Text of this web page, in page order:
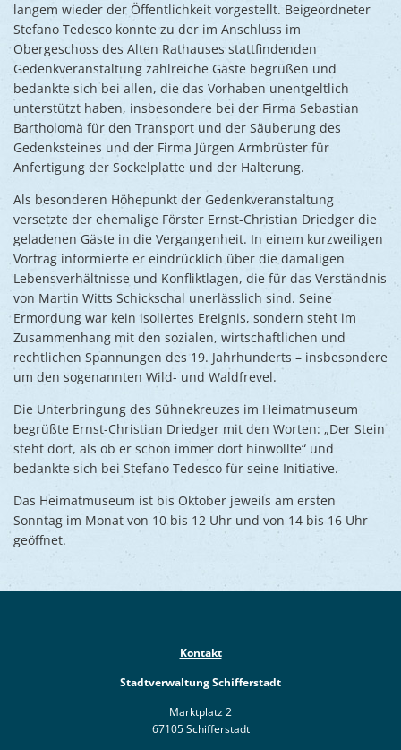
langem wieder der Öffentlichkeit vorgestellt. Beigeordneter
Stefano Tedesco konnte zu der im Anschluss im
Obergeschoss des Alten Rathauses stattfindenden
Gedenkveranstaltung zahlreiche Gäste begrüßen und
bedankte sich bei allen, die das Vorhaben unentgeltlich
unterstützt haben, insbesondere bei der Firma Sebastian
Bartholomä für den Transport und der Säuberung des
Gedenksteines und der Firma Jürgen Armbrüster für
Anfertigung der Sockelplatte und der Halterung.
Als besonderen Höhepunkt der Gedenkveranstaltung
versetzte der ehemalige Förster Ernst-Christian Driedger die
geladenen Gäste in die Vergangenheit. In einem kurzweiligen
Vortrag informierte er eindrücklich über die damaligen
Lebensverhältnisse und Konfliktlagen, die für das Verständnis
von Martin Witts Schickschal unerlässlich sind. Seine
Ermordung war kein isoliertes Ereignis, sondern steht im
Zusammenhang mit den sozialen, wirtschaftlichen und
rechtlichen Spannungen des 19. Jahrhunderts – insbesondere
um den sogenannten Wild- und Waldfrevel.
Die Unterbringung des Sühnekreuzes im Heimatmuseum
begrüßte Ernst-Christian Driedger mit den Worten: „Der Stein
steht dort, als ob er schon immer dort hinwollte“ und
bedankte sich bei Stefano Tedesco für seine Initiative.
Das Heimatmuseum ist bis Oktober jeweils am ersten
Sonntag im Monat von 10 bis 12 Uhr und von 14 bis 16 Uhr
geöffnet.
Kontakt
Stadtverwaltung Schifferstadt
Marktplatz 2
67105 Schifferstadt